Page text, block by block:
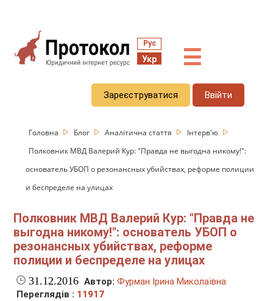
Рус
Укр ☰
Зареєструватися Ввійти
Головна Блог Аналітична стаття
Інтерв'ю
Полковник МВД Валерий Кур: "Правда не выгодна никому!":
основатель УБОП о резонансных убийствах, реформе полиции
и беспределе на улицах
Полковник МВД Валерий Кур: "Правда не
выгодна никому!": основатель УБОП о
резонансных убийствах, реформе
полиции и беспределе на улицах
31.12.2016 Автор: Фурман Ірина Миколаївна
Переглядів : 11917